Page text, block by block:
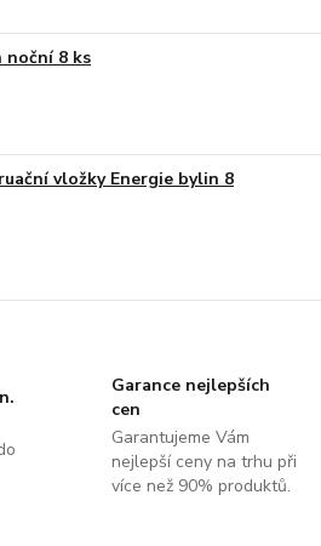
noční 8 ks
vložky Energie bylin 8
Garance nejlepších
cen
Garantujeme Vám
nejlepší ceny na trhu při
více než 90% produktů.